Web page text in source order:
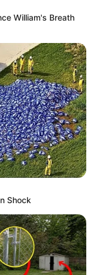
William's Breath
Shock